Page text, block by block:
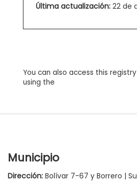
Última actualización: 22 de
You can also access this registry
using the
Municipio
Dirección: Bolívar 7-67 y Borrero |